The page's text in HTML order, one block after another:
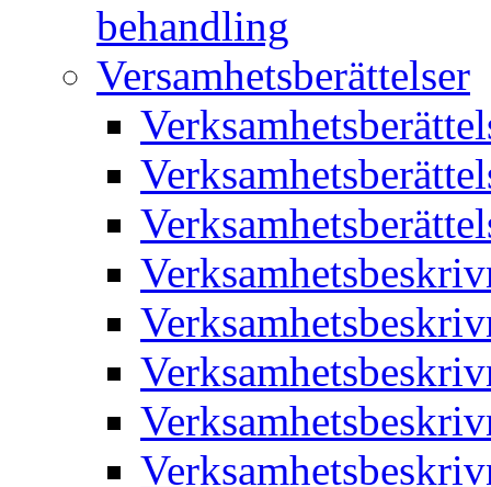
behandling
Versamhetsberättelser